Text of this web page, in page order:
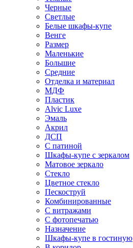
Черные
Светлые
Белые шкафы-купе
Венге
Размер
Маленькие
Большие
Средние
Отделка и материал
МДФ
Пластик
Alvic Luxe
Эмаль
Акрил
ДСП
С патиной
Шкафы-купе с зеркалом
Матовое зеркало
Стекло
Цветное стекло
Пескоструй
Комбинированные
С витражами
С фотопечатью
Назначение
Шкафы-купе в гостиную